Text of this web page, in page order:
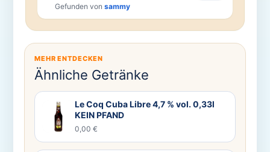
Gefunden von sammy
MEHR ENTDECKEN
Ähnliche Getränke
Le Coq Cuba Libre 4,7 % vol. 0,33l
KEIN PFAND
0,00 €